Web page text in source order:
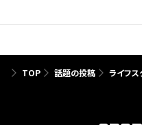
TOP 話題の投稿 ライフス